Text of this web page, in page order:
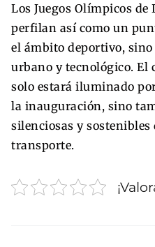
Los Juegos Olímpicos de
perfilan así como un
el ámbito deportivo,
urbano y tecnológico. El
solo estará iluminado
la inauguración, sino
silenciosas y sostenibles
transporte.